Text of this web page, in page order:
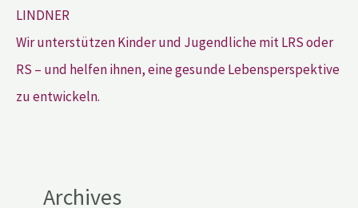
Wir unterstützen Kinder und Jugendliche mit LRS oder
RS – und helfen ihnen, eine gesunde Lebensperspektive
zu entwickeln.
Archives